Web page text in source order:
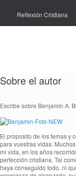
content
Reflexión Cristiana
Sobre el autor
Escribe sobre Benjamin A.
El proposito de los temas y
para vuestras vidas.
mi vida, en los años
perfección cristiana. Tal
haya conseguido todo, ni